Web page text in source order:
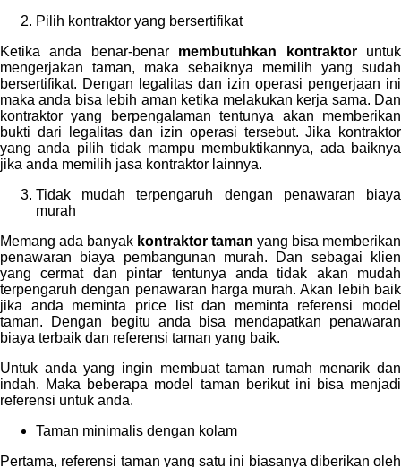
Pilih kontraktor yang bersertifikat
Ketika anda benar-benar membutuhkan kontraktoruntuk
mengerjakan taman, maka sebaiknya memilih yang sudah
bersertifikat. Dengan legalitas dan izin operasi pengerjaan ini
maka anda bisa lebih aman ketika melakukan kerja sama. Dan
kontraktor yang berpengalaman tentunya akan memberikan
bukti dari legalitas dan izin operasi tersebut. Jika kontraktor
yang anda pilih tidak mampu membuktikannya, ada baiknya
jika anda memilih jasa kontraktor lainnya.
Tidak mudah terpengaruh dengan penawaran biaya
murah
Memang ada banyak kontraktor taman yang bisa memberikan
penawaran biaya pembangunan murah. Dan sebagai klien
yang cermat dan pintar tentunya anda tidak akan mudah
terpengaruh dengan penawaran harga murah. Akan lebih baik
jika anda meminta price list dan meminta referensi model
taman. Dengan begitu anda bisa mendapatkan penawaran
biaya terbaik dan referensi taman yang baik.
Untuk anda yang ingin membuat taman rumah menarik dan
indah. Maka beberapa model taman berikut ini bisa menjadi
referensi untuk anda.
Taman minimalis dengan kolam
Pertama, referensi taman yang satu ini biasanya diberikan oleh